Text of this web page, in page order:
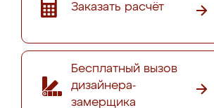
Заказать расчёт
Бесплатный вызов
дизайнера-
замерщика